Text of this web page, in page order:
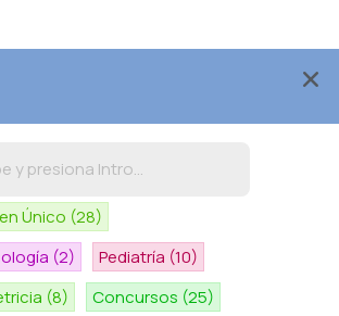
Único (28)
(2) Pediatría (10)
(8) Concursos (25)